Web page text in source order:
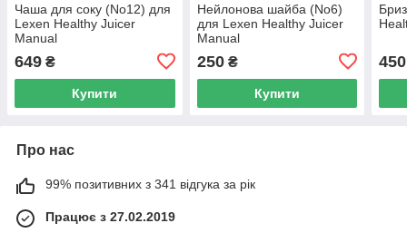
Чаша для соку (No12) для
Lexen Healthy Juicer
Manual
649 ₴
Купити
Нейлонова шайба (No6)
для Lexen Healthy Juicer
Manual
250₴
Купити
450
Про нас
99% позитивних з 341 відгука за рік
Працює з 27.02.2019